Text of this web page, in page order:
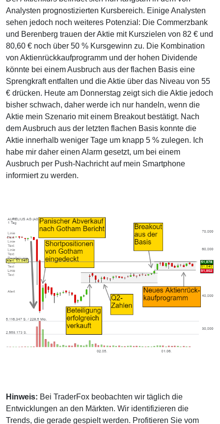
Analysten prognostizierten Kursbereich. Einige Analysten
sehen jedoch noch weiteres Potenzial: Die Commerzbank
und Berenberg trauen der Aktie mit Kurszielen von 82 € und
80,60 € noch über 50 % Kursgewinn zu. Die Kombination
von Aktienrückkaufprogramm und der hohen Dividende
könnte bei einem Ausbruch aus der flachen Basis eine
Sprengkraft entfalten und die Aktie über das Niveau von 55
€ drücken. Heute am Donnerstag zeigt sich die Aktie jedoch
bisher schwach, daher werde ich nur handeln, wenn die
Aktie mein Szenario mit einem Breakout bestätigt. Nach
dem Ausbruch aus der letzten flachen Basis konnte die
Aktie innerhalb weniger Tage um knapp 5 % zulegen. Ich
habe mir daher einen Alarm gesetzt, um bei einem
Ausbruch per Push-Nachricht auf mein Smartphone
informiert zu werden.
Hinweis: Bei TraderFox beobachten wir täglich die
Entwicklungen an den Märkten. Wir identifizieren die
Trends, die gerade gespielt werden. Profitieren Sie vom